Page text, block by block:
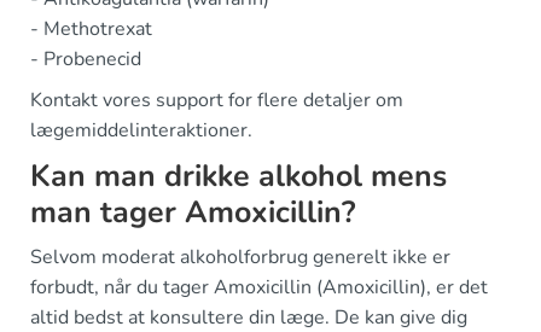
- Methotrexat
- Probenecid
Kontakt vores support for flere detaljer om
lægemiddelinteraktioner.
Kan man drikke alkohol mens
man tager Amoxicillin?
Selvom moderat alkoholforbrug generelt ikke er
forbudt, når du tager Amoxicillin (Amoxicillin), er det
altid bedst at konsultere din læge. De kan give dig